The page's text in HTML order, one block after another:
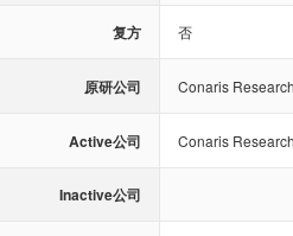
复方 否
原研公司 Conaris
Active公司 Conaris
Inactive公司